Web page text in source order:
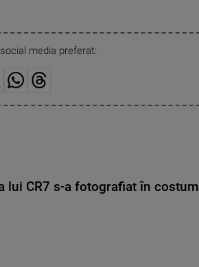
media preferat:
lui CR7 s-a fotografiat în costum